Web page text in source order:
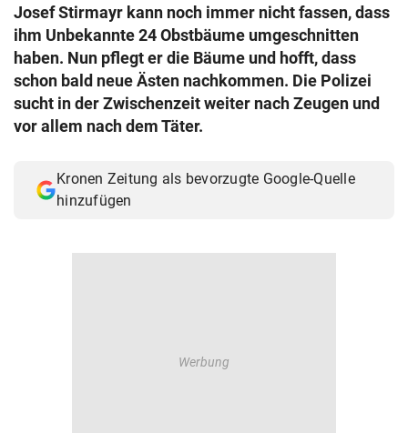
Josef Stirmayr kann noch immer nicht fassen, dass
ihm Unbekannte 24 Obstbäume umgeschnitten
haben. Nun pflegt er die Bäume und hofft, dass
schon bald neue Ästen nachkommen. Die Polizei
sucht in der Zwischenzeit weiter nach Zeugen und
vor allem nach dem Täter.
Kronen Zeitung als bevorzugte Google-Quelle
hinzufügen